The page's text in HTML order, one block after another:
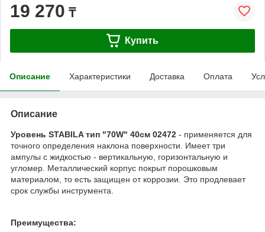
19 270 ₸
Купить
Описание Характеристики Доставка Оплата
Описание
Уровень STABILA тип "70W" 40см 02472 - применяется для
точного определения наклона поверхности. Имеет три
ампулы с жидкостью - вертикальную, горизонтальную и
угломер. Металлический корпус покрыт порошковым
материалом, то есть защищен от коррозии. Это продлевает
срок службы инструмента.
Преимущества: